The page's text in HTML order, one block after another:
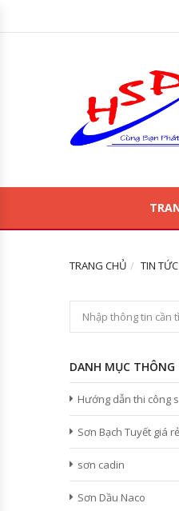
TRANG CHỦ TIN TỨC
DANH MỤC THÔNG
Hướng dẫn thi công
Sơn Bạch Tuyết giá rẻ
sơn cadin
Sơn Dầu Naco